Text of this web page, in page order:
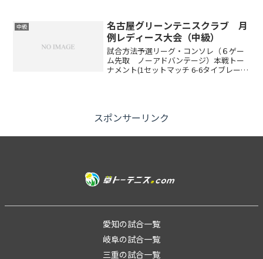
バンテージ予選リーグ後、順位別トーナ
メント※参加...
中級
名古屋グリーンテニスクラブ 月
例レディース大会（中級）
試合方法予選リーグ・コンソレ（６ゲー
ム先取 ノーアドバンテージ）本戦トー
ナメント(1セットマッチ 6-6タイブレー
スポンサーリンク
愛知の試合一覧
岐阜の試合一覧
三重の試合一覧